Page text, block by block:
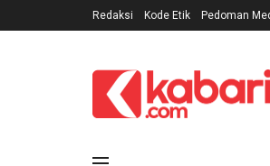
Redaksi Kode Etik Pedoman